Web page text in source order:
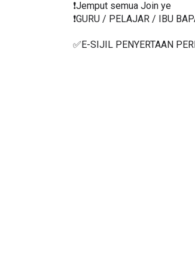
❗️Jemput semua Join ye